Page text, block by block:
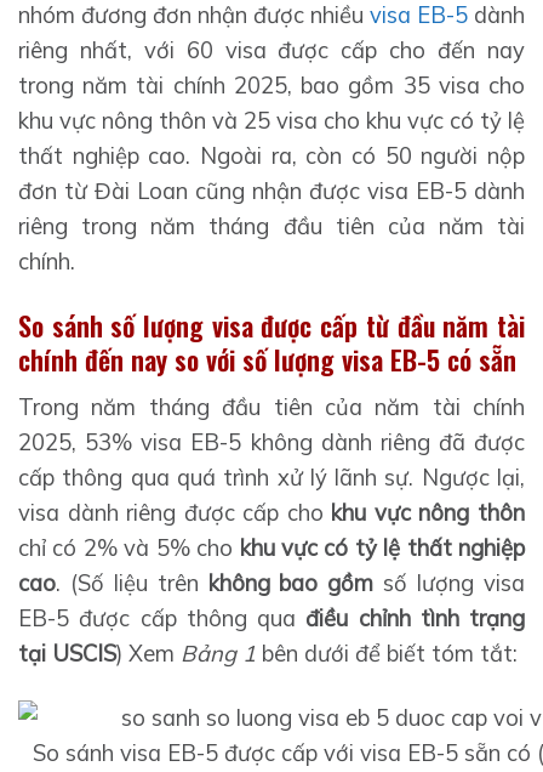
nhóm đương đơn nhận được nhiều visa EB-5 dành
riêng nhất, với 60 visa được cấp cho đến nay
trong năm tài chính 2025, bao gồm 35 visa cho
khu vực nông thôn và 25 visa cho khu vực có tỷ lệ
thất nghiệp cao. Ngoài ra, còn có 50 người nộp
đơn từ Đài Loan cũng nhận được visa EB-5 dành
riêng trong năm tháng đầu tiên của năm tài
chính.
So sánh số lượng visa được cấp từ đầu năm tài
chính đến nay so với số lượng visa EB-5 có sẵn
Trong năm tháng đầu tiên của năm tài chính
2025, 53% visa EB-5 không dành riêng đã được
cấp thông qua quá trình xử lý lãnh sự. Ngược lại,
visa dành riêng được cấp cho khu vực nông thôn
chỉ có 2% và 5% cho khu vực có tỷ lệ thất nghiệp
cao. (Số liệu trên không bao gồm số lượng visa
EB-5 được cấp thông qua điều chỉnh tình trạng
tại USCIS) Xem Bảng 1 bên dưới để biết tóm tắt:
So sánh visa EB-5 được cấp với visa EB-5 sẵn có